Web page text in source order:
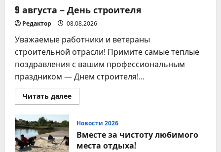
9 августа – День строителя
Редактор 08.08.2026
Уважаемые работники и ветераны
строительной отрасли! Примите самые теплые
поздравления с вашим профессиональным
праздником — Днем строителя!...
Читать далееПрочитать
больше
августа
День
строителя
Новости 2026
Вместе за чистоту любимого
места отдыха!